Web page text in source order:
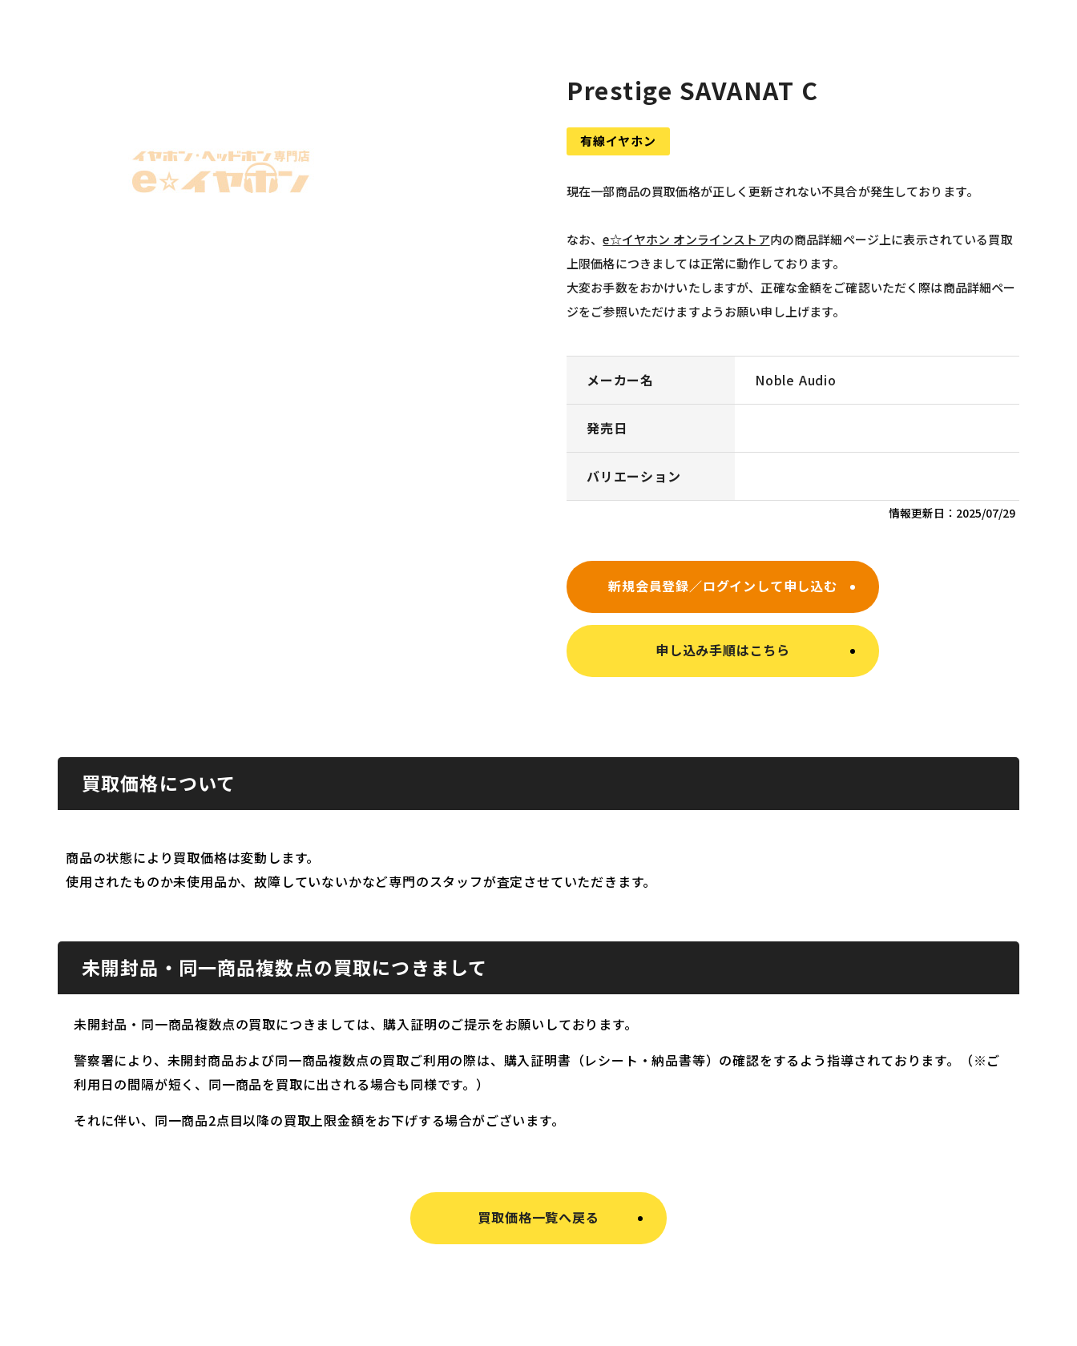
Prestige SAVANAT C
有線イヤホン
現在一部商品の買取価格が正しく更新されない不具合が発生しております。
なお、e☆イヤホン オンラインストア内の商品詳細ページ上に表示されている買取
上限価格につきましては正常に動作しております。
大変お手数をおかけいたしますが、正確な金額をご確認いただく際は商品詳細ペー
ジをご参照いただけますようお願い申し上げます。
メーカー名 Noble Audio
発売日
バリエーション
情報更新日： 2025/07/29
新規会員登録／ログインして申し込む
申し込み手順はこちら
買取価格について
商品の状態により買取価格は変動します。
使用されたものか未使用品か、故障していないかなど専門のスタッフが査定させていただきます。
未開封品・同一商品複数点の買取につきまして
未開封品・同一商品複数点の買取につきましては、購入証明のご提示をお願いしております。
警察署により、未開封商品および同一商品複数点の買取ご利用の際は、購入証明書（レシート・納品書等）の確認をするよう指導されております。（※ご
利用日の間隔が短く、同一商品を買取に出される場合も同様です。）
それに伴い、同一商品2点目以降の買取上限金額をお下げする場合がございます。
買取価格一覧へ戻る